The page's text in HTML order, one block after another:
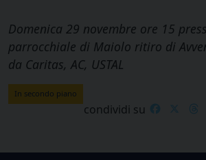
Domenica 29 novembre ore 15
parrocchiale di Maiolo ritiro di
da Caritas, AC, USTAL
In secondo piano
condividi su